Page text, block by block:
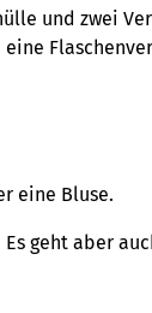
und zwei
eine Bluse.
geht aber